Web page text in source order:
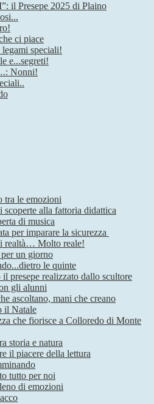
il Presepe 2025 di Plaino
ci piace
legami speciali!
e...segreti!
Nonni!
tra le emozioni
scoperte alla fattoria didattica
di musica
per imparare la sicurezza
realtà… Molto reale!
un giorno
le quinte
il presepe realizzato dallo scultore
gli alunni
ascoltano, mani che creano
il Natale
che fiorisce a Colloredo di Monte
storia e natura
il piacere della lettura
tutto per noi
di emozioni